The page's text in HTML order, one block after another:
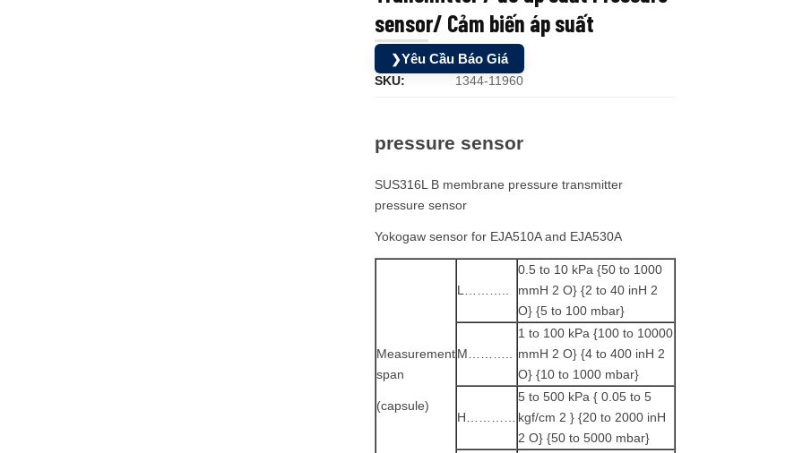
sensor/ Cảm biến áp suất
❯Yêu Cầu Báo Giá
SKU: 1344-11960
pressure sensor
SUS316L B membrane pressure transmitter
pressure sensor
Yokogaw sensor for EJA510A and EJA530A
Measurement
span
(capsule)
L………..
0.5 to 10 kPa {50 to 1000
mmH 2 O} {2 to 40 inH 2
O} {5 to 100 mbar}
M………..
1 to 100 kPa {100 to 10000
mmH 2 O} {4 to 400 inH 2
O} {10 to 1000 mbar}
H…………
5 to 500 kPa { 0.05 to 5
kgf/cm 2 } {20 to 2000 inH
2 O} {50 to 5000 mbar}